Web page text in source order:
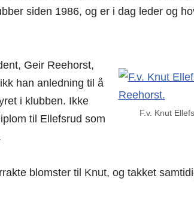
siden 1986, og er i dag leder og
F.v. Knut
Geir Reehorst,
han anledning til å
i klubben. Ikke
til Ellefsrud som
blomster til Knut, og takket